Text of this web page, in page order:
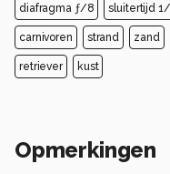
diafragma ƒ/8 sluitertijd
carnivoren strand zand
retriever kust
Opmerkingen